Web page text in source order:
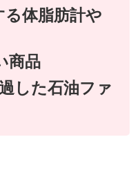
る体脂肪計や
商品
した石油ファ